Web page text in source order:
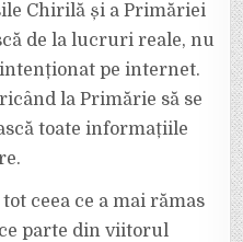
Chirilă și a Primăriei
de la lucruri reale, nu
pe internet.
la Primărie să se
toate informațiile
ceea ce a mai rămas
parte din viitorul